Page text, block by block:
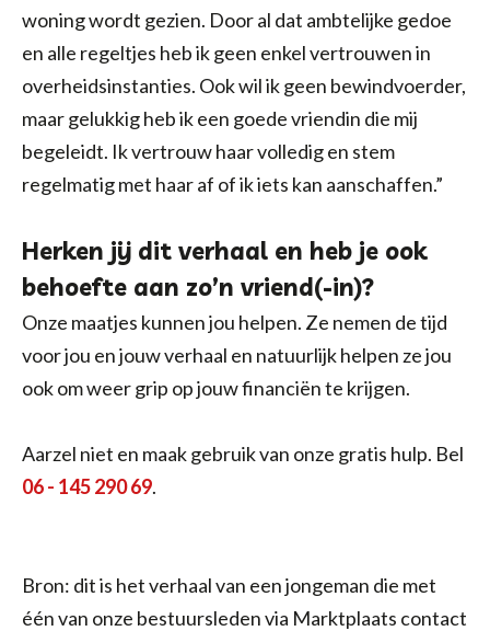
woning wordt gezien. Door al dat ambtelijke gedoe
en alle regeltjes heb ik geen enkel vertrouwen in
overheidsinstanties. Ook wil ik geen bewindvoerder,
maar gelukkig heb ik een goede vriendin die mij
begeleidt. Ik vertrouw haar volledig en stem
regelmatig met haar af of ik iets kan aanschaffen.”
Herken jij dit verhaal en heb je ook
behoefte aan zo’n vriend(-in)?
Onze maatjes kunnen jou helpen. Ze nemen de tijd
voor jou en jouw verhaal en natuurlijk helpen ze jou
ook om weer grip op jouw financiën te krijgen.
Aarzel niet en maak gebruik van onze gratis hulp. Bel
06 - 145 290 69.
Bron: dit is het verhaal van een jongeman die met
één van onze bestuursleden via Marktplaats contact